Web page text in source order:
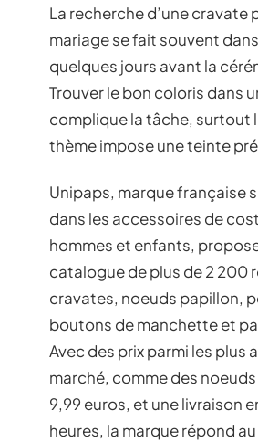
La recherche d’une cravate
mariage se fait souvent
quelques jours avant la
Trouver le bon coloris dans
complique la tâche, surtout
thème impose une teinte
Unipaps, marque française
dans les accessoires de
hommes et enfants,
catalogue de plus de 2 200
cravates, noeuds papillon,
boutons de manchette et
Avec des prix parmi les plus
marché, comme des
9,99 euros, et une livraison
heures, la marque répond